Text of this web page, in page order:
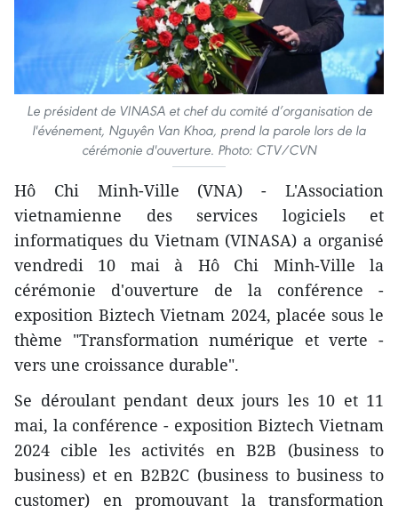
Le président de VINASA et chef du comité d’organisation de
l'événement, Nguyên Van Khoa, prend la parole lors de la
cérémonie d'ouverture. Photo: CTV/CVN
Hô Chi Minh-Ville (VNA) - L'Association
vietnamienne des services logiciels et
informatiques du Vietnam (VINASA) a organisé
vendredi 10 mai à Hô Chi Minh-Ville la
cérémonie d'ouverture de la conférence -
exposition Biztech Vietnam 2024, placée sous le
thème "Transformation numérique et verte -
vers une croissance durable".
Se déroulant pendant deux jours les 10 et 11
mai, la conférence - exposition Biztech Vietnam
2024 cible les activités en B2B (business to
business) et en B2B2C (business to business to
customer) en promouvant la transformation